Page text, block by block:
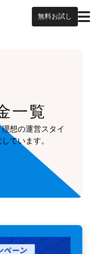
無料お試し
一覧
理想の運営スタイ
ています。